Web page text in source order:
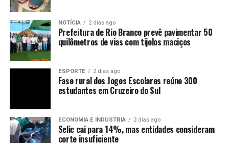
NOTÍCIA 2 dias ago
Prefeitura de Rio Branco prevê pavimentar 50
quilômetros de vias com tijolos maciços
ESPORTE 2 dias ago
Fase rural dos Jogos Escolares reúne 300
estudantes em Cruzeiro do Sul
ECONOMIA E INDUSTRIA 2 dias ago
Selic cai para 14%, mas entidades consideram
corte insuficiente